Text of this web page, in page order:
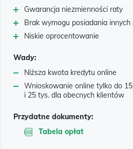
Gwarancja niezmienności raty
Brak wymogu posiadania
Niskie oprocentowanie
Wady:
Niższa kwota kredytu online
Wnioskowanie online tylko do
i 25 tys. dla obecnych klientów
Przydatne dokumenty:
Tabela opłat